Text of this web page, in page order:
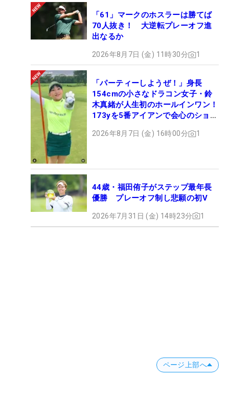
「61」マークのホスラーは勝てば
70人抜き！ 大逆転プレーオフ進
出なるか
2026年8月7日 (金) 11時30分 1
「パーティーしようぜ！」身長
154cmの小さなドラコン女子・鈴
木真緒が人生初のホールインワン！
173yを5番アイアンで会心のショッ
2026年8月7日 (金) 16時00分 1
44歳・福田侑子がステップ最年長
優勝 プレーオフ制し悲願の初V
2026年7月31日 (金) 14時23分 1
ページ上部へ